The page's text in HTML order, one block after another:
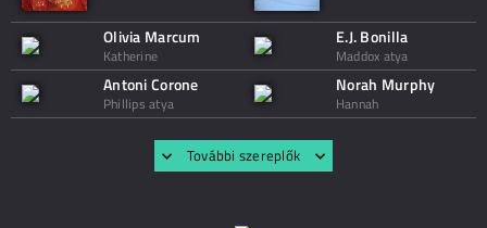
Olivia Marcum
Katherine
E.J. Bonilla
Maddox atya
Antoni Corone
Phillips atya
Norah Murphy
Hannah
További szereplők